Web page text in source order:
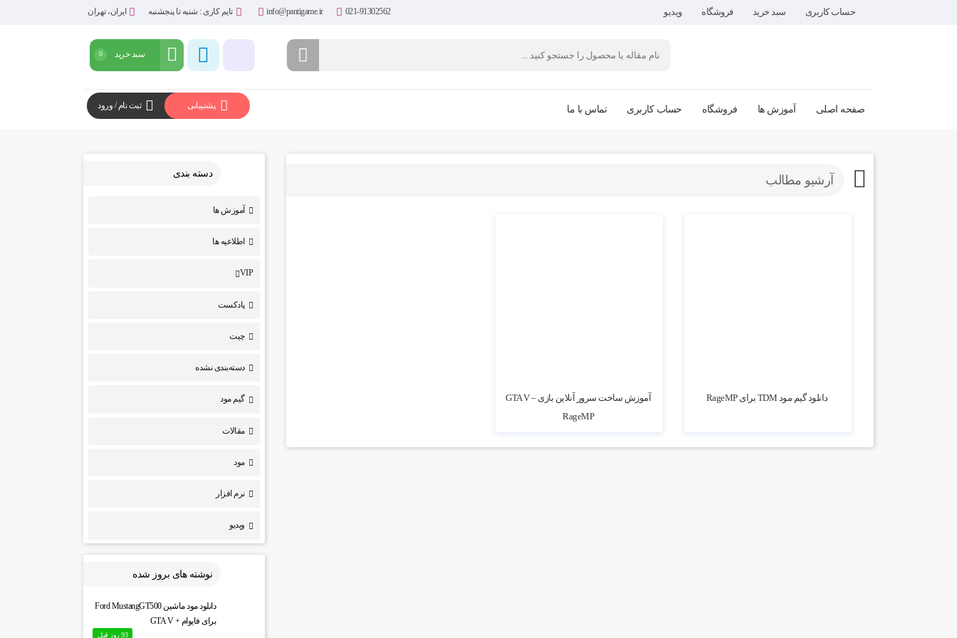
حساب کاربری سبد خرید فروشگاه ویدیو 021-91302562
info@pantigame.ir تایم کاری : شنبه تا پنجشنبه ایران، تهران
سبد خرید 0
صفحه اصلی آموزش ها فروشگاه حساب کاربری تماس با ما پشتیبانی ثبت نام / ورود
آرشیو مطالب
دانلود گیم مود TDM برای RageMP 7.64k بازدید
آموزش ساخت سرور آنلاین بازی GTA V –
RageMP
دسته بندی
آموزش ها
اطلاعیه ها
VIP
پادکست
چیت
دسته‌بندی نشده
گیم مود
مقالات
مود
نرم افزار
ویدیو
نوشته های بروز شده
دانلود مود ماشین Ford MustangGT500
برای فایوام + GTA V
93 روز قبل